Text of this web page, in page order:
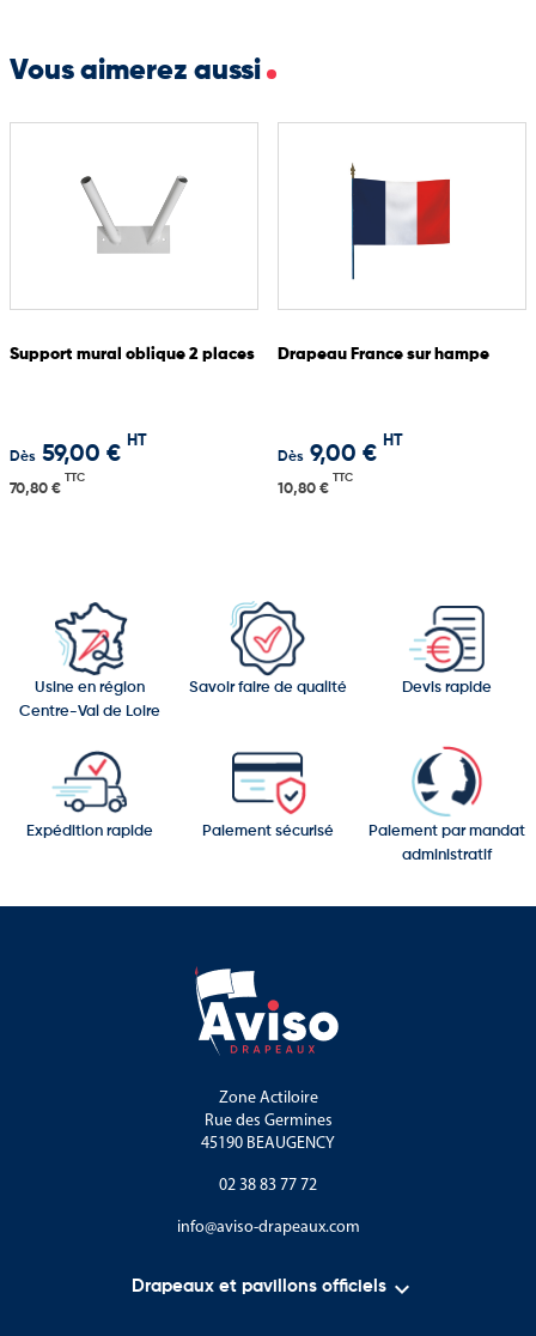
Vous aimerez aussi
Support mural oblique 2 places
Dès 59,00 €
HT
70,80 €
TTC
Drapeau France sur hampe
Dès 9,00 €
HT
10,80 €
TTC
Usine en région
Centre-Val de Loire
Savoir faire de qualité Devis rapide
Expédition rapide Paiement sécurisé
Paiement par mandat
administratif
Zone Actiloire
Rue des Germines
45190 BEAUGENCY
02 38 83 77 72
info@aviso-drapeaux.com
Drapeaux et pavillons officiels 